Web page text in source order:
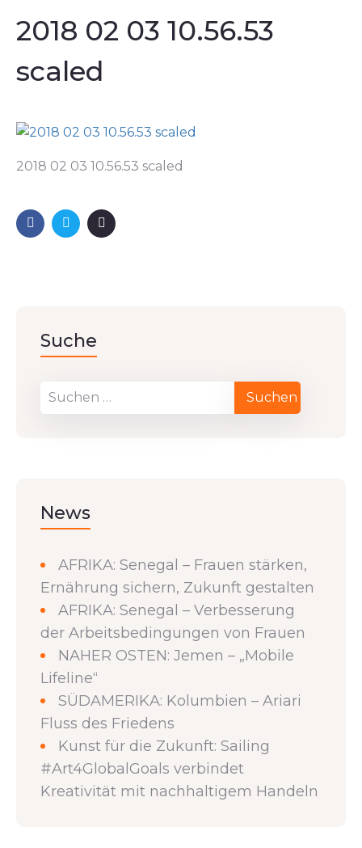
2018 02 03 10.56.53
scaled
2018 02 03 10.56.53 scaled
Suche
News
AFRIKA: Senegal – Frauen stärken,
Ernährung sichern, Zukunft gestalten
AFRIKA: Senegal – Verbesserung
der Arbeitsbedingungen von Frauen
NAHER OSTEN: Jemen – „Mobile
Lifeline“
SÜDAMERIKA: Kolumbien – Ariari
Fluss des Friedens
Kunst für die Zukunft: Sailing
#Art4GlobalGoals verbindet
Kreativität mit nachhaltigem Handeln